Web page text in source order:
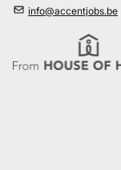
info@accentjobs.be